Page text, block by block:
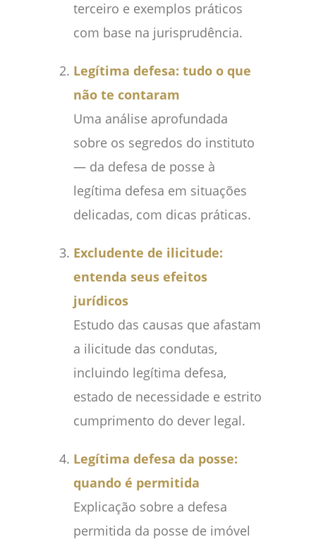
terceiro e exemplos práticos
com base na jurisprudência.
Legítima defesa: tudo o que
não te contaram
Uma análise aprofundada
sobre os segredos do instituto
— da defesa de posse à
legítima defesa em situações
delicadas, com dicas práticas.
Excludente de ilicitude:
entenda seus efeitos
jurídicos
Estudo das causas que afastam
a ilicitude das condutas,
incluindo legítima defesa,
estado de necessidade e estrito
cumprimento do dever legal.
Legítima defesa da posse:
quando é permitida
Explicação sobre a defesa
permitida da posse de imóvel